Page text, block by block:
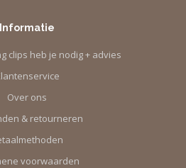
Informatie
clips heb je nodig + advies
Over ons
& retourneren
voorwaarden